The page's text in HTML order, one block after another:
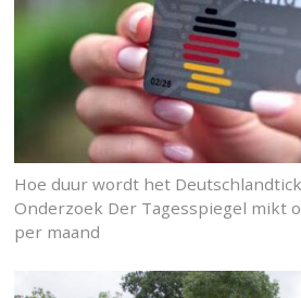
Hoe duur wordt het
Onderzoek Der Tagesspiegel mikt
per maand